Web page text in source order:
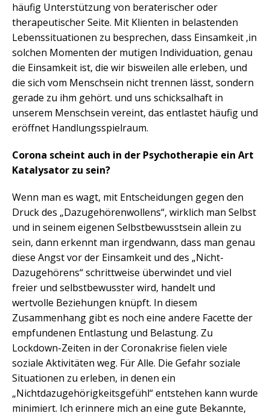
häufig Unterstützung von beraterischer oder
therapeutischer Seite. Mit Klienten in belastenden
Lebenssituationen zu besprechen, dass Einsamkeit ,in
solchen Momenten der mutigen Individuation, genau
die Einsamkeit ist, die wir bisweilen alle erleben, und
die sich vom Menschsein nicht trennen lässt, sondern
gerade zu ihm gehört. und uns schicksalhaft in
unserem Menschsein vereint, das entlastet häufig und
eröffnet Handlungsspielraum.
Corona scheint auch in der Psychotherapie ein Art
Katalysator zu sein?
Wenn man es wagt, mit Entscheidungen gegen den
Druck des „Dazugehörenwollens“, wirklich man Selbst
und in seinem eigenen Selbstbewusstsein allein zu
sein, dann erkennt man irgendwann, dass man genau
diese Angst vor der Einsamkeit und des „Nicht-
Dazugehörens“ schrittweise überwindet und viel
freier und selbstbewusster wird, handelt und
wertvolle Beziehungen knüpft. In diesem
Zusammenhang gibt es noch eine andere Facette der
empfundenen Entlastung und Belastung. Zu
Lockdown-Zeiten in der Coronakrise fielen viele
soziale Aktivitäten weg. Für Alle. Die Gefahr soziale
Situationen zu erleben, in denen ein
„Nichtdazugehörigkeitsgefühl“ entstehen kann wurde
minimiert. Ich erinnere mich an eine gute Bekannte,